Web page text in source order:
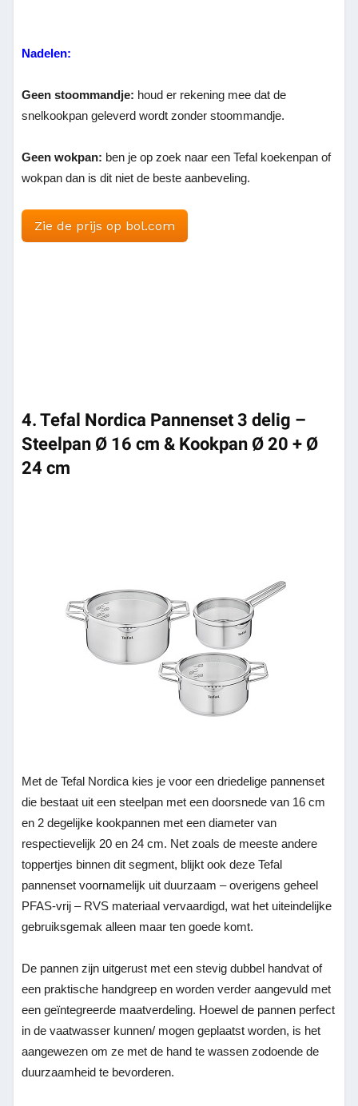
Nadelen:
Geen stoommandje: houd er rekening mee dat de
snelkookpan geleverd wordt zonder stoommandje.
Geen wokpan: ben je op zoek naar een Tefal koekenpan of
wokpan dan is dit niet de beste aanbeveling.
Zie de prijs op bol.com
4. Tefal Nordica Pannenset 3 delig –
Steelpan Ø 16 cm & Kookpan Ø 20 + Ø
24 cm
Met de Tefal Nordica kies je voor een driedelige pannenset
die bestaat uit een steelpan met een doorsnede van 16 cm
en 2 degelijke kookpannen met een diameter van
respectievelijk 20 en 24 cm. Net zoals de meeste andere
toppertjes binnen dit segment, blijkt ook deze Tefal
pannenset voornamelijk uit duurzaam – overigens geheel
PFAS-vrij – RVS materiaal vervaardigd, wat het uiteindelijke
gebruiksgemak alleen maar ten goede komt.
De pannen zijn uitgerust met een stevig dubbel handvat of
een praktische handgreep en worden verder aangevuld met
een geïntegreerde maatverdeling. Hoewel de pannen perfect
in de vaatwasser kunnen/ mogen geplaatst worden, is het
aangewezen om ze met de hand te wassen zodoende de
duurzaamheid te bevorderen.